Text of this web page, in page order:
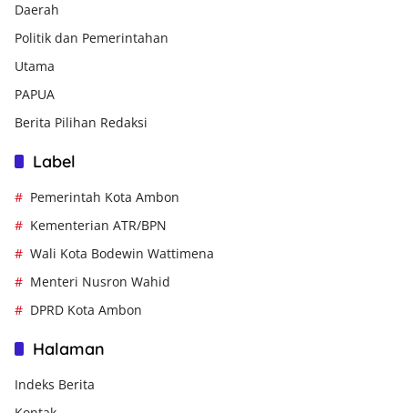
Daerah
Politik dan Pemerintahan
Utama
PAPUA
Berita Pilihan Redaksi
Label
Pemerintah Kota Ambon
Kementerian ATR/BPN
Wali Kota Bodewin Wattimena
Menteri Nusron Wahid
DPRD Kota Ambon
Halaman
Indeks Berita